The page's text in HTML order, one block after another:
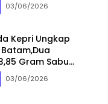
03/06/2026
Kepri Ungkap
Gram Sabu
03/06/2026